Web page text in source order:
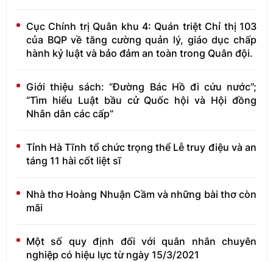
Cục Chính trị Quân khu 4: Quán triệt Chỉ thị 103
của BQP về tăng cường quản lý, giáo dục chấp
hành kỷ luật và bảo đảm an toàn trong Quân đội.
Giới thiệu sách: “Đường Bác Hồ đi cứu nước”;
“Tìm hiểu Luật bầu cử Quốc hội và Hội đồng
Nhân dân các cấp”
Tỉnh Hà Tĩnh tổ chức trọng thể Lễ truy điệu và an
táng 11 hài cốt liệt sĩ
Nhà thơ Hoàng Nhuận Cầm và những bài thơ còn
mãi
Một số quy định đối với quân nhân chuyên
nghiệp có hiệu lực từ ngày 15/3/2021